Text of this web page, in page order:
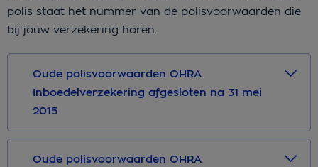
polis staat het nummer van de polisvoorwaarden die
bij jouw verzekering horen.
Oude polisvoorwaarden OHRA
Inboedelverzekering afgesloten na 31 mei
2015
Oude polisvoorwaarden OHRA